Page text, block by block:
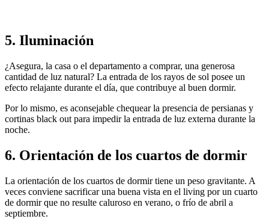
5. Iluminación
¿Asegura, la casa o el departamento a comprar, una generosa
cantidad de luz natural? La entrada de los rayos de sol posee un
efecto relajante durante el día, que contribuye al buen dormir.
Por lo mismo, es aconsejable chequear la presencia de persianas y
cortinas black out para impedir la entrada de luz externa durante la
noche.
6. Orientación de los cuartos de dormir
La orientación de los cuartos de dormir tiene un peso gravitante. A
veces conviene sacrificar una buena vista en el living por un cuarto
de dormir que no resulte caluroso en verano, o frío de abril a
septiembre.